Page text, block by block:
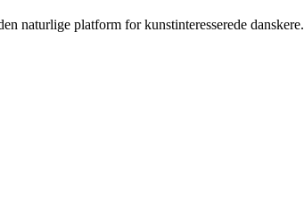
naturlige platform for kunstinteresserede danskere.